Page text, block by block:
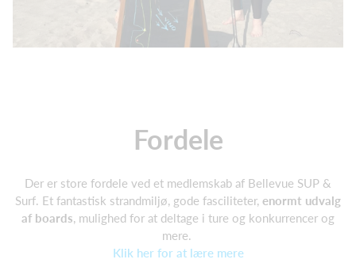
Fordele
Der er store fordele ved et medlemskab af Bellevue SUP &
Surf. Et fantastisk strandmiljø, gode fasciliteter, enormt udvalg
af boards, mulighed for at deltage i ture og konkurrencer og
mere.
Klik her for at lære mere